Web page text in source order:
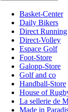
Basket-Center
Daily Bikers
Direct Running
Direct-Volley
Espace Golf
Foot-Store
Galopp-Store
Golf and co
Handball-Store
House of
La sellerie de
Made in